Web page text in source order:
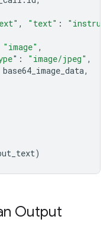
, "text" :
"image" ,
" : "image/jpeg" ,
base64_image_data,
)
Output